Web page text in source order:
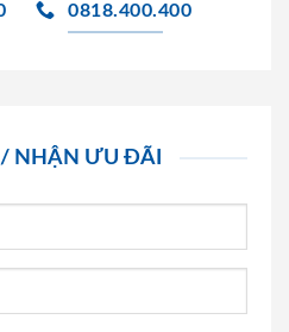
0818.400.400
NHẬN ƯU ĐÃI